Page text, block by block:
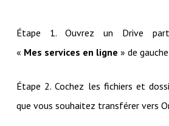
Étape 1. Ouvrez un Drive
« Mes services en ligne » de
Étape 2. Cochez les fichiers et
que vous souhaitez transférer vers